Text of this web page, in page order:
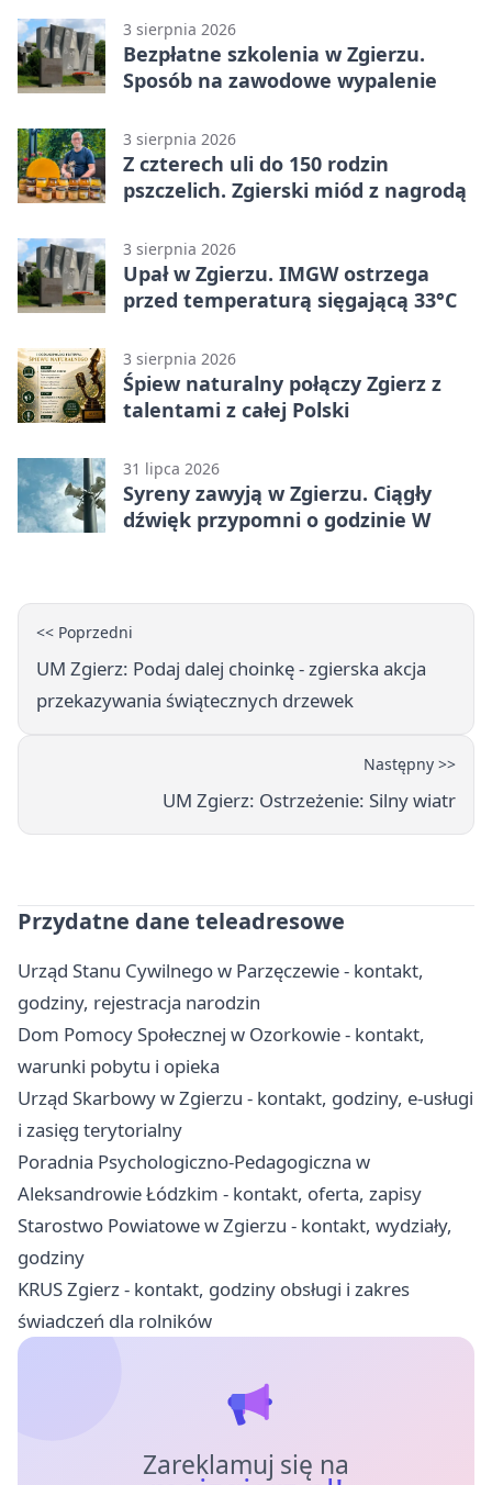
3 sierpnia 2026
Bezpłatne szkolenia w Zgierzu.
Sposób na zawodowe wypalenie
3 sierpnia 2026
Z czterech uli do 150 rodzin
pszczelich. Zgierski miód z nagrodą
3 sierpnia 2026
Upał w Zgierzu. IMGW ostrzega
przed temperaturą sięgającą 33°C
3 sierpnia 2026
Śpiew naturalny połączy Zgierz z
talentami z całej Polski
31 lipca 2026
Syreny zawyją w Zgierzu. Ciągły
dźwięk przypomni o godzinie W
<< Poprzedni
UM Zgierz: Podaj dalej choinkę - zgierska akcja
przekazywania świątecznych drzewek
Następny >>
UM Zgierz: Ostrzeżenie: Silny wiatr
Przydatne dane teleadresowe
Urząd Stanu Cywilnego w Parzęczewie - kontakt,
godziny, rejestracja narodzin
Dom Pomocy Społecznej w Ozorkowie - kontakt,
warunki pobytu i opieka
Urząd Skarbowy w Zgierzu - kontakt, godziny, e-usługi
i zasięg terytorialny
Poradnia Psychologiczno-Pedagogiczna w
Aleksandrowie Łódzkim - kontakt, oferta, zapisy
Starostwo Powiatowe w Zgierzu - kontakt, wydziały,
godziny
KRUS Zgierz - kontakt, godziny obsługi i zakres
świadczeń dla rolników
Zareklamuj się na